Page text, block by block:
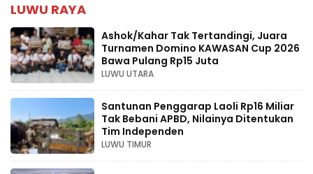
LUWU RAYA
Ashok/Kahar Tak Tertandingi, Juara
Turnamen Domino KAWASAN Cup 2026
Bawa Pulang Rp15 Juta
LUWU UTARA
Santunan Penggarap Laoli Rp16 Miliar
Tak Bebani APBD, Nilainya Ditentukan
Tim Independen
LUWU TIMUR